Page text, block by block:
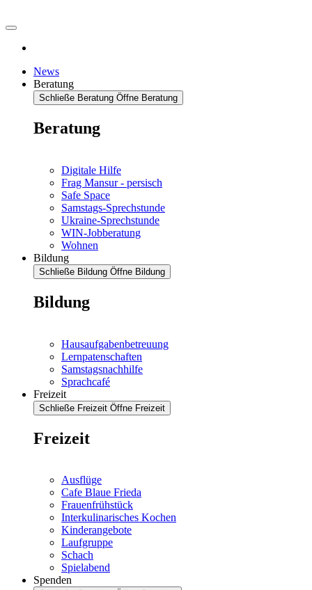
News
Beratung
Schließe Beratung Öffne Beratung
Beratung
Digitale Hilfe
Frag Mansur - persisch
Safe Space
Samstags-Sprechstunde
Ukraine-Sprechstunde
WIN-Jobberatung
Wohnen
Bildung
Schließe Bildung Öffne Bildung
Bildung
Hausaufgabenbetreuung
Lernpatenschaften
Samstagsnachhilfe
Sprachcafé
Freizeit
Schließe Freizeit Öffne Freizeit
Freizeit
Ausflüge
Cafe Blaue Frieda
Frauenfrühstück
Interkulinarisches Kochen
Kinderangebote
Laufgruppe
Schach
Spielabend
Spenden